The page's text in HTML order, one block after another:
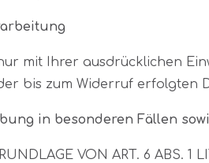
mit Ihrer ausdrücklichen
bis zum Widerruf
in besonderen Fällen
VON ART. 6 ABS. 1